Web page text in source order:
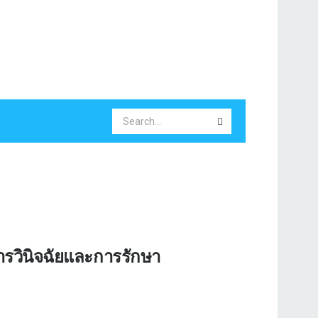
รวินิจฉัยและการรักษา